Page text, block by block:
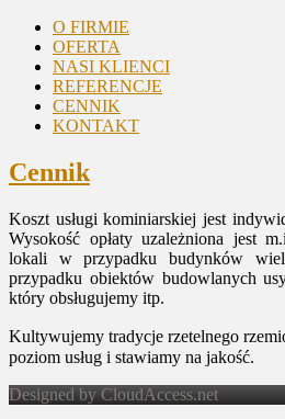
O FIRMIE
OFERTA
NASI KLIENCI
REFERENCJE
CENNIK
KONTAKT
Cennik
Koszt usługi kominiarskiej jest
Wysokość opłaty uzależniona jest
lokali w przypadku budynków
przypadku obiektów budowlanych
który obsługujemy itp.
Kultywujemy tradycje rzetelnego
poziom usług i stawiamy na jakość.
Designed by CloudAccess.net